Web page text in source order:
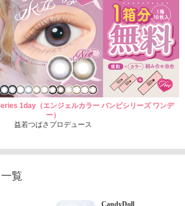
1day（エンジェルカラー バンビシリーズ ワンデ
ー）
益若つばさプロデュース
覧